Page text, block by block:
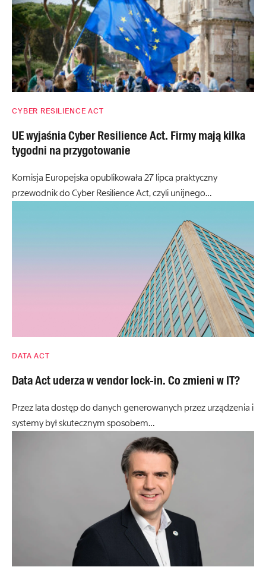
CYBER RESILIENCE ACT
UE wyjaśnia Cyber Resilience Act. Firmy mają kilka
tygodni na przygotowanie
Komisja Europejska opublikowała 27 lipca praktyczny
przewodnik do Cyber Resilience Act, czyli unijnego…
DATA ACT
Data Act uderza w vendor lock-in. Co zmieni w IT?
Przez lata dostęp do danych generowanych przez urządzenia i
systemy był skutecznym sposobem…